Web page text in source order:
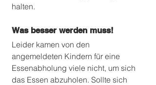
halten.
Was besser werden muss!
Leider kamen von den
angemeldeten Kindern für eine
Essenabholung viele nicht, um sich
das Essen abzuholen. Sollte sich